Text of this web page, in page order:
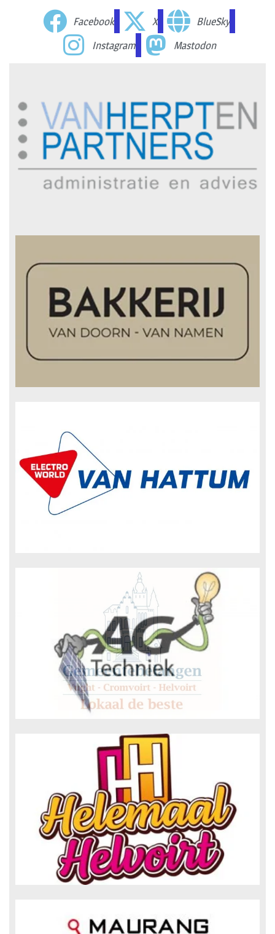
Facebook X
BlueSky
Instagram
Mastodon